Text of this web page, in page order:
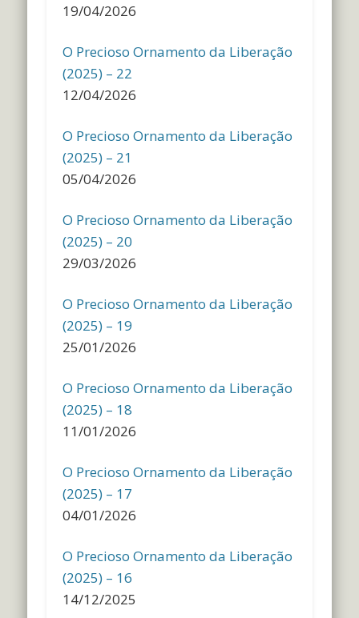
19/04/2026
O Precioso Ornamento da Liberação
(2025) – 22
12/04/2026
O Precioso Ornamento da Liberação
(2025) – 21
05/04/2026
O Precioso Ornamento da Liberação
(2025) – 20
29/03/2026
O Precioso Ornamento da Liberação
(2025) – 19
25/01/2026
O Precioso Ornamento da Liberação
(2025) – 18
11/01/2026
O Precioso Ornamento da Liberação
(2025) – 17
04/01/2026
O Precioso Ornamento da Liberação
(2025) – 16
14/12/2025